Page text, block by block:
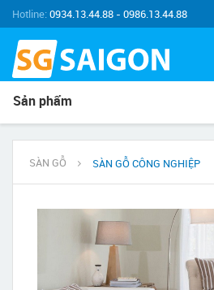
Hotline:0934.13.44.88 - 0986.13.44.88
Sản phẩm
SÀN GỖ SÀN GỖ CÔNG NGHIỆP